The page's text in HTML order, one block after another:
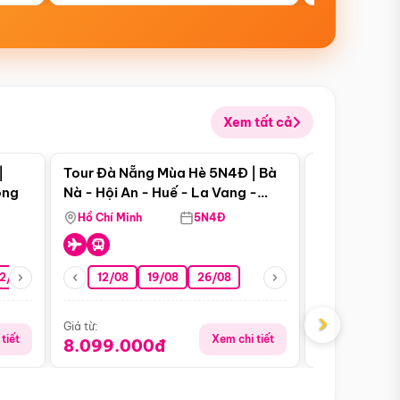
Xem tất cả
08 26/08 05/09 09/09 12/09
tiết
Điểm nổi bật
Tour Đà Nẵng Mùa Hè 5N4Đ | Bà
Nà - Hội An - Huế - La Vang -
Động Thiên Đường
Hồ Chí Minh 5N4Đ
12/08 19/08 26/08
Giá từ:
8.099.000đ Xem chi tiết
Giá từ:
›